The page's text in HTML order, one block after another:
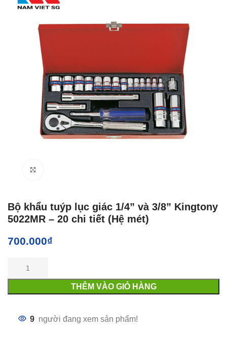
Bộ khẩu tuýp lục giác 1/4” và 3/8” Kingtony
5022MR – 20 chi tiết (Hệ mét)
700.000₫
THÊM VÀO GIỎ HÀNG
9 người đang xem sản phẩm!